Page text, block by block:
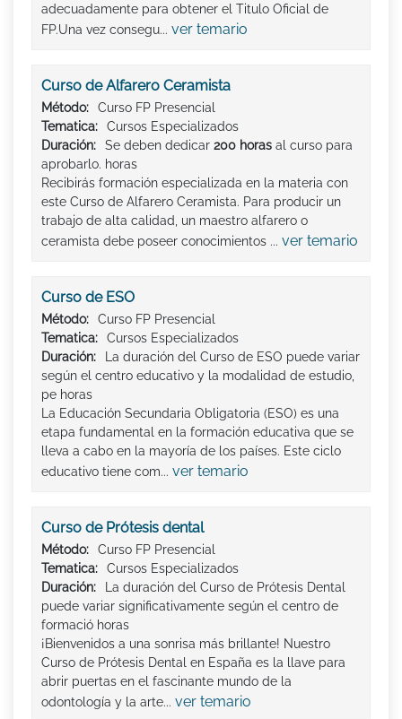
adecuadamente para obtener el Titulo Oficial de
FP.Una vez consegu... ver temario
Curso de Alfarero Ceramista
Método:
Curso FP Presencial
Tematica:
Cursos Especializados
Duración:
Se deben dedicar 200 horas al curso para
aprobarlo. horas
Recibirás formación especializada en la materia con
este Curso de Alfarero Ceramista. Para producir un
trabajo de alta calidad, un maestro alfarero o
ceramista debe poseer conocimientos ... ver temario
Curso de ESO
Método:
Curso FP Presencial
Tematica:
Cursos Especializados
Duración:
La duración del Curso de ESO puede variar
según el centro educativo y la modalidad de estudio,
pe horas
La Educación Secundaria Obligatoria (ESO) es una
etapa fundamental en la formación educativa que se
lleva a cabo en la mayoría de los países. Este ciclo
educativo tiene com... ver temario
Curso de Prótesis dental
Método:
Curso FP Presencial
Tematica:
Cursos Especializados
Duración:
La duración del Curso de Prótesis Dental
puede variar significativamente según el centro de
formació horas
¡Bienvenidos a una sonrisa más brillante! Nuestro
Curso de Prótesis Dental en España es la llave para
abrir puertas en el fascinante mundo de la
odontología y la arte... ver temario